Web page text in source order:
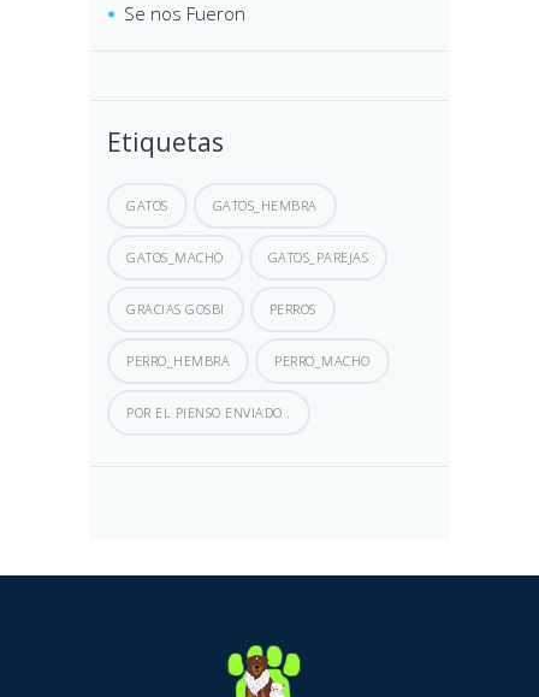
Se nos Fueron
Etiquetas
GATOS GATOS_HEMBRA
GATOS_MACHO GATOS_PAREJAS
GRACIAS GOSBI PERROS
PERRO_HEMBRA PERRO_MACHO
POR EL PIENSO ENVIADO .